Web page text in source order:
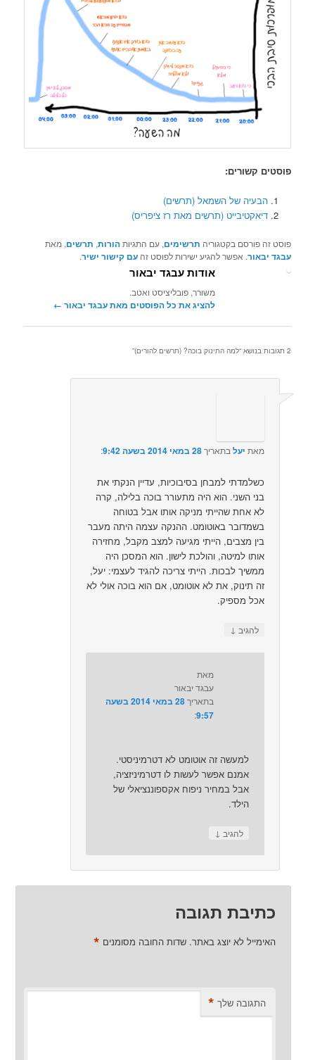
פוסטים קשורים:
הבעיה של השמאל (תרשים)
דיאקטיבייט (תרשים מאת רז ציפריס)
פוסט זה פורסם בקטגוריה תרשימים, עם התגיותהורות, תרשים, מאת
עבגד יבאור. אפשר להגיע ישירות לפוסט זהעם קישור ישיר.
אודות עבגד יבאור
משורר, פובליציסט ואטב.
להציג את כל הפוסטים מאת עבגד יבאור‏ ←
2 תגובות בנושא “ למה התינוק בוכה? (תרשים להורים)”
מאת יעל בתאריך28 במאי 2014 בשעה 9:42 :‏
כשלמדתי למבחן בסיבוכיות, עדיין הנקתי את
בני השני. הוא היה מתעורר בוכה בלילה, קרה
לא אחת שהייתי מניקה אותו אבל בטוחה
בשמדובר באוטומט. ההנקה עצמה היתה מעבר
בין מצבים, הייתי מגיעה למצב מקבל, מחזירה
אותו למיטה, והולכת לישון. הוא המסכן היה
ממשיך לבכות. הייתי צריכה להגיד לעצמי: יעל,
זה תינוק, את לא אוטומט, אם הוא בוכה אולי לא
אכל מספיק.
להגיב ↓
מאת
עבגד יבאור
בתאריך
28 במאי 2014 בשעה
9:57
:‏
למעשה זה אוטומט לא דטרמיניסטי.
אמנם אפשר לעשות לו דטרמיניזציה,
אבל במחיר ניפוח אקספוננציאלי של
הילד.
להגיב ↓
כתיבת תגובה
האימייל לא יוצג באתר. שדות החובה מסומנים *
התגובה שלך *